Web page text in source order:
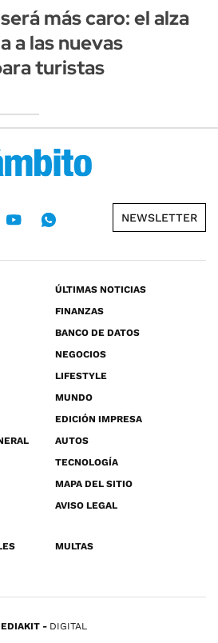
más caro: el alza
a las nuevas
turistas
NEWSLETTER
ÚLTIMAS NOTICIAS
FINANZAS
BANCO DE DATOS
NEGOCIOS
LIFESTYLE
MUNDO
EDICIÓN IMPRESA
AUTOS
TECNOLOGÍA
MAPA DEL SITIO
AVISO LEGAL
MULTAS
DIGITAL